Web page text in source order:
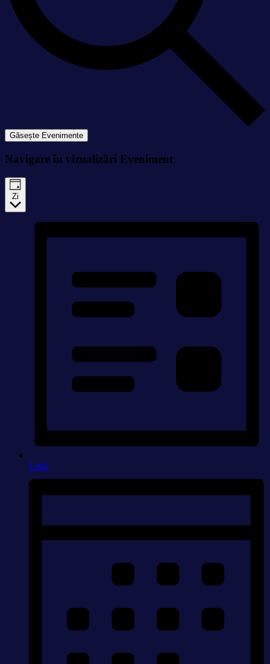
Găsește Evenimente
Navigare în vizualizări Eveniment
Zi
Listă